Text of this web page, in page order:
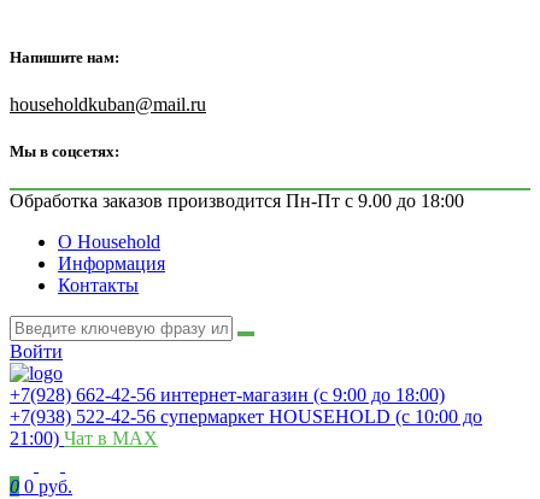
Напишите нам:
householdkuban@mail.ru
Мы в соцсетях:
Обработка заказов производится Пн-Пт с 9.00 до 18:00
О Household
Информация
Контакты
Войти
+7(928) 662-42-56 интернет-магазин (с 9:00 до 18:00)
+7(938) 522-42-56 супермаркет HOUSEHOLD (с 10:00 до
21:00) Чат в MAX
0 0 руб.